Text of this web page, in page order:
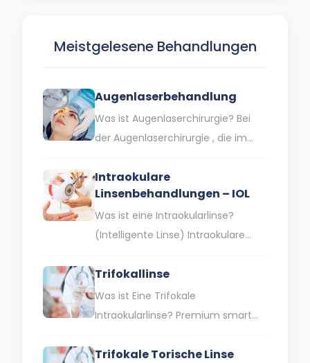
Meistgelesene Behandlungen
Augenlaserbehandlung
Was ist Augenlaserchirurgie? Bei
der Augenlaserchirurgie , die im
Augenlaserbehandlung bezeichnet
wird , wird die Hornhaut, die…
Intraokulare
Linsenbehandlungen – IOL
Was ist eine Intraokularlinse?
(Intelligente Linse) Intraokulare
gleichzeitig Lösungen für
verschiedene Sehschwächen wie
Kurzsichtigkeit, Weitsichtigkeit
Trifokallinse
Was ist Eine Trifokale
Intraokularlinse? Premium smart
Intraokularlinsen, die Ihnen helfen,
Trifokale Torische Linse